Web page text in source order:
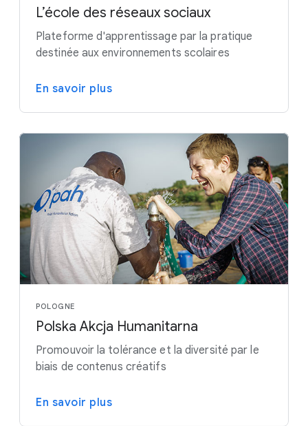
L’école des réseaux sociaux
Plateforme d'apprentissage par la pratique
destinée aux environnements scolaires
En savoir plus
POLOGNE
Polska Akcja Humanitarna
Promouvoir la tolérance et la diversité par le
biais de contenus créatifs
En savoir plus